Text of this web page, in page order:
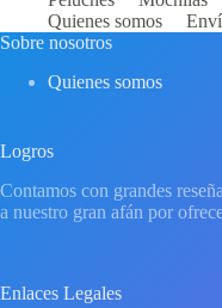
Quienes somos
Sobre nosotros
Quienes somos
Logros
Contamos con grandes
a nuestro gran afán por
Enlaces Legales